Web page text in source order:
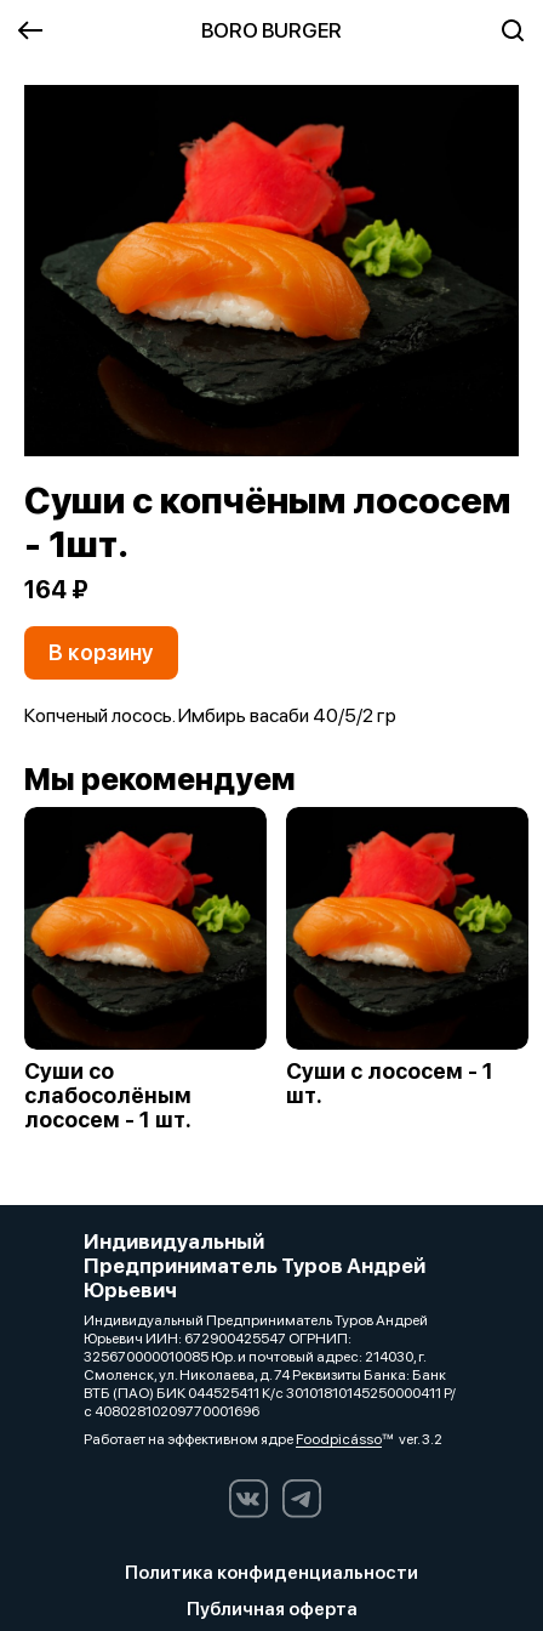
BORO BURGER
Суши с копчёным лососем
- 1шт.
164 ₽
В корзину
Копченый лосось. Имбирь васаби 40/5/2 гр
Мы рекомендуем
Суши со
слабосолёным
лососем - 1 шт.
Суши с лососем - 1
шт.
Индивидуальный
Предприниматель Туров Андрей
Юрьевич
Индивидуальный Предприниматель Туров Андрей
Юрьевич ИИН: 672900425547 ОГРНИП:
325670000010085 Юр. и почтовый адрес: 214030, г.
Смоленск, ул. Николаева, д. 74 Реквизиты Банка: Банк
ВТБ (ПАО) БИК 044525411 К/с 30101810145250000411 Р/
с 40802810209770001696
Работает на эффективном ядреFoodpicássover. 3.2
Политика конфиденциальности
Публичная оферта